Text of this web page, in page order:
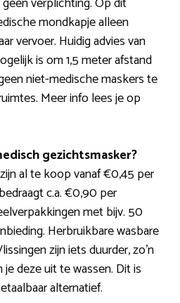
mondkapje alleen
vervoer. Huidig advies van
is om 1,5 meter afstand
niet-medische maskers te
Meer info lees je op
gezichtsmasker?
al te koop vanaf €0,45 per
c.a. €0,90 per
met bijv. 50
Herbruikbare wasbare
zijn iets duurder, zo’n
deze uit te wassen. Dit is
alternatief.